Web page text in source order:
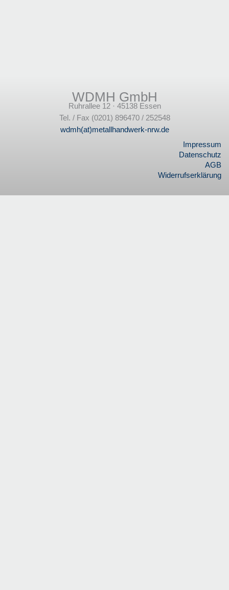
WDMH GmbH
Ruhrallee 12 · 45138 Essen
Tel. / Fax (0201) 896470 / 252548
wdmh(at)metallhandwerk-nrw.de
Impressum
Datenschutz
AGB
Widerrufserklärung